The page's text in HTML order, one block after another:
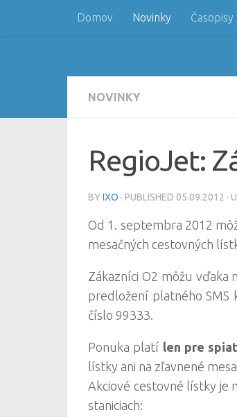
Skip to content
Domov Novinky Časopisy
NOVINKY
RegioJet:
BY IXO · PUBLISHED 05.09.2012 ·
Od 1. septembra 2012
mesačných cestovných
Zákazníci O2 môžu vďaka
predložení platného SMS
číslo 99333.
Ponuka platí len pre
lístky ani na zľavnené
Akciové cestovné lístky je
staniciach: